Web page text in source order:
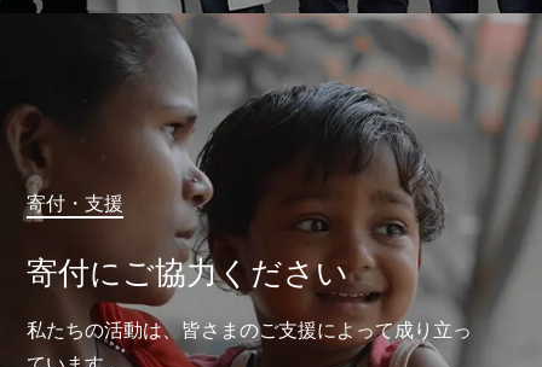
寄付・支援
寄付にご協力ください
私たちの活動は、皆さまのご支援によって成り立っ